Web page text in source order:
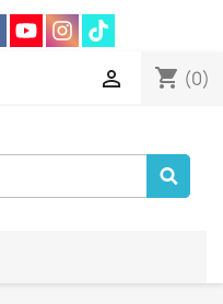
shopping_cart (0)
